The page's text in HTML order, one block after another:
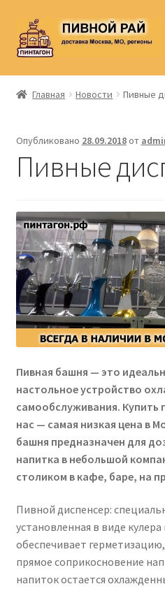
Перейти
к
навигации
Перейти
к
содержимому
Главная
Доставка
Контакты
Корзина
О нас
Сигары
Скидки
Схема проезда
Услуги
Юр. лицам
Главная Новости Пивные
Опубликовано 28.09.2018от
Пивные
Пивная башня — это
настольное устройство
самообслуживания.
нас — самая низкая цена в
башня предназначен для
напитка в небольшой
столиком в кафе, баре, на
Пивной диспенсер:
установленная в виде
обеспечивает
прямое соприкосновение
напиток остается